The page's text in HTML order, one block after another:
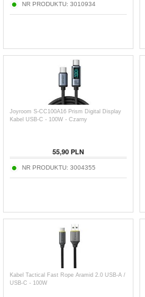
NR PRODUKTU: 3010934
Joyroom S-CC100A16 Prism Digital Display
Kabel USB-C - 100W - Czarny
55,90 PLN
NR PRODUKTU: 3004355
Kabel Tactical Fast Rope Aramid 2.0 USB-A /
USB-C - 100W